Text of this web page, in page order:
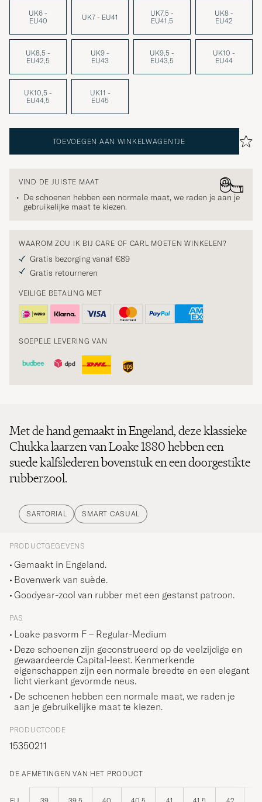
UK6 -
EU40
UK7 - EU41
UK7,5 -
EU41,5
UK8 -
EU42
UK8,5 -
EU42,5
UK9 -
EU43
UK9,5 -
EU43,5
UK10 -
EU44
UK10,5 -
EU44,5
UK11 -
EU45
TOEVOEGEN AAN WINKELWAGENTJE
VIND DE JUISTE MAAT
De schoenen hebben een normale maat, we raden je aan je
gebruikelijke maat te kiezen.
WAAROM ZOU IK BIJ CARE OF CARL MOETEN WINKELEN?
Gratis bezorging vanaf €89
Gratis retourneren
VEILIGE BETALING MET
SOEPELE LEVERING VAN
Met de hand gemaakt in Engeland, deze klassieke
Chukka laarzen van Loake 1880 hebben een
suede kalfslederen bovenstuk en een doorgestikte
rubberzool.
SARTORIAL SMART CASUAL
PRODUCTGEGEVENS
Gemaakt in Engeland.
Bovenwerk van suède.
Goodyear-zool van rubber met een gestanst patroon.
PAS
Loake pasvorm F – Regular-Medium
Deze schoenen zijn geconstrueerd op de veelzijdige en
gewaardeerde Capital-leest. Kenmerkende
eigenschappen zijn een normale breedte en een elegant
licht vierkant gevormde neus.
De schoenen hebben een normale maat, we raden je
aan je gebruikelijke maat te kiezen.
PRODUCTCODE
15350211
DE AFMETINGEN VAN HET PRODUCT